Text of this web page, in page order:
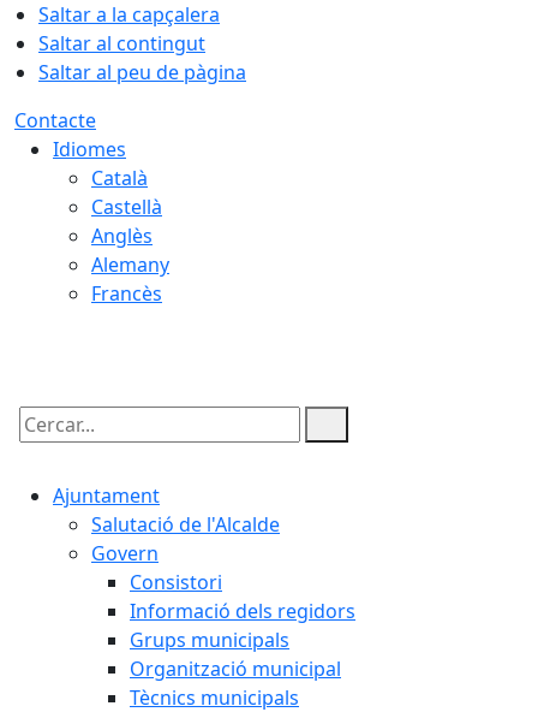
Saltar a la capçalera
Saltar al contingut
Saltar al peu de pàgina
Contacte
Idiomes
Català
Castellà
Anglès
Alemany
Francès
Cercar:
Ajuntament
Salutació de l'Alcalde
Govern
Consistori
Informació dels regidors
Grups municipals
Organització municipal
Tècnics municipals